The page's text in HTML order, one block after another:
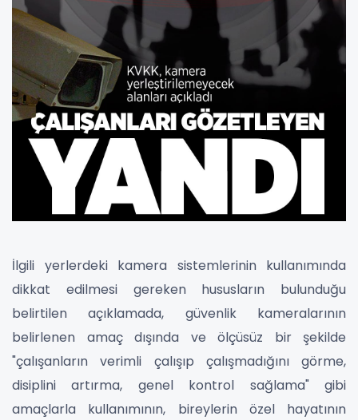
İlgili yerlerdeki kamera sistemlerinin kullanımında
dikkat edilmesi gereken hususların bulunduğu
belirtilen açıklamada, güvenlik kameralarının
belirlenen amaç dışında ve ölçüsüz bir şekilde
"çalışanların verimli çalışıp çalışmadığını görme,
disiplini artırma, genel kontrol sağlama" gibi
amaçlarla kullanımının, bireylerin özel hayatının